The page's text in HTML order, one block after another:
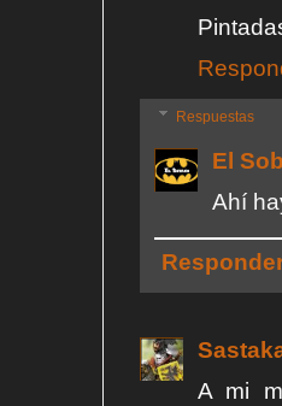
Respuestas
El
Ahí
A mi